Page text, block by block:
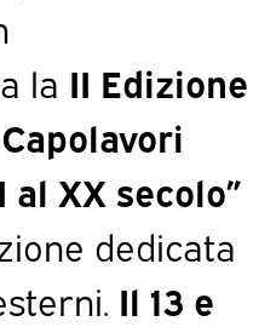
la II Edizione
XX secolo”
dedicata
Il 13 e